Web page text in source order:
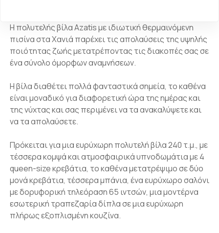
Η πολυτελής βίλα Azatis με ιδιωτική θερμαινόμενη
πισίνα στα Χανιά παρέχει τις απολαύσεις της υψηλής
ποιότητας ζωής μετατρέποντας τις διακοπές σας σε
ένα σύνολο όμορφων αναμνήσεων.
Η βίλα διαθέτει πολλά φανταστικά σημεία, το καθένα
είναι μοναδικό για διαφορετική ώρα της ημέρας και
της νύχτας και σας περιμένει να τα ανακαλύψετε και
να τα απολαύσετε.
Πρόκειται για μια ευρύχωρη πολυτελή βίλα 240 τ.μ., με
τέσσερα κομψά και ατμοσφαιρικά υπνοδωμάτια με 4
queen-size κρεβάτια, το καθένα μετατρέψιμο σε δύο
μονά κρεβάτια, τέσσερα μπάνια, ένα ευρύχωρο σαλόνι
με δορυφορική τηλεόραση 65 ιντσών, μια μοντέρνα
εσωτερική τραπεζαρία δίπλα σε μια ευρύχωρη
πλήρως εξοπλισμένη κουζίνα.